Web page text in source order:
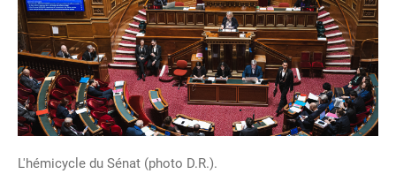
L'hémicycle du Sénat (photo D.R.).